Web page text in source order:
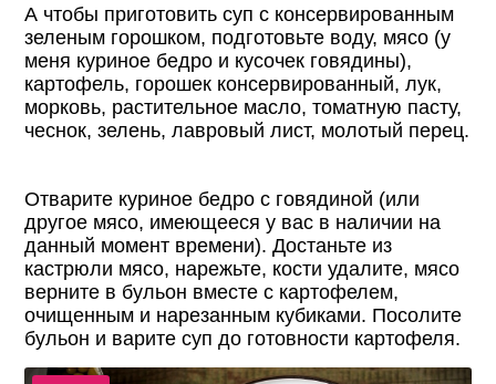
А чтобы приготовить суп с консервированным
зеленым горошком, подготовьте воду, мясо (у
меня куриное бедро и кусочек говядины),
картофель, горошек консервированный, лук,
морковь, растительное масло, томатную пасту,
чеснок, зелень, лавровый лист, молотый перец.
Отварите куриное бедро с говядиной (или
другое мясо, имеющееся у вас в наличии на
данный момент времени). Достаньте из
кастрюли мясо, нарежьте, кости удалите, мясо
верните в бульон вместе с картофелем,
очищенным и нарезанным кубиками. Посолите
бульон и варите суп до готовности картофеля.